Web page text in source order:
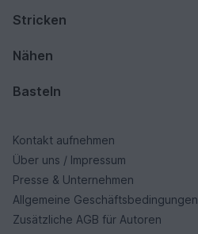
Stricken
Nähen
Basteln
Kontakt aufnehmen
Über uns / Impressum
Presse & Unternehmen
Allgemeine Geschäftsbedingungen
Zusätzliche AGB für Autoren